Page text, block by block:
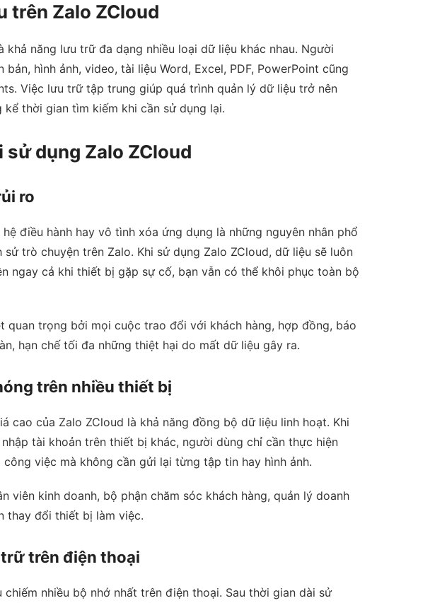
trên Zalo ZCloud
năng lưu trữ đa dạng nhiều loại dữ liệu khác nhau. Người
hình ảnh, video, tài liệu Word, Excel, PDF, PowerPoint cũng
Việc lưu trữ tập trung giúp quá trình quản lý dữ liệu trở nên
thời gian tìm kiếm khi cần sử dụng lại.
dụng Zalo ZCloud
ro
điều hành hay vô tình xóa ứng dụng là những nguyên nhân phổ
trò chuyện trên Zalo. Khi sử dụng Zalo ZCloud, dữ liệu sẽ luôn
ngay cả khi thiết bị gặp sự cố, bạn vẫn có thể khôi phục toàn bộ
quan trọng bởi mọi cuộc trao đổi với khách hàng, hợp đồng, báo
hạn chế tối đa những thiệt hại do mất dữ liệu gây ra.
trên nhiều thiết bị
cao của Zalo ZCloud là khả năng đồng bộ dữ liệu linh hoạt. Khi
tài khoản trên thiết bị khác, người dùng chỉ cần thực hiện
việc mà không cần gửi lại từng tập tin hay hình ảnh.
viên kinh doanh, bộ phận chăm sóc khách hàng, quản lý doanh
thay đổi thiết bị làm việc.
trên điện thoại
nhiều bộ nhớ nhất trên điện thoại. Sau thời gian dài sử